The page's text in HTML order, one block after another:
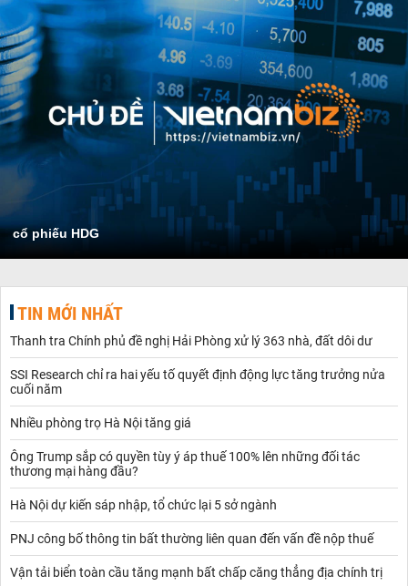
cổ phiếu HDG
TIN MỚI NHẤT
Thanh tra Chính phủ đề nghị Hải Phòng xử lý 363 nhà, đất dôi dư
SSI Research chỉ ra hai yếu tố quyết định động lực tăng trưởng nửa
cuối năm
Nhiều phòng trọ Hà Nội tăng giá
Ông Trump sắp có quyền tùy ý áp thuế 100% lên những đối tác
thương mại hàng đầu?
Hà Nội dự kiến sáp nhập, tổ chức lại 5 sở ngành
PNJ công bố thông tin bất thường liên quan đến vấn đề nộp thuế
Vận tải biển toàn cầu tăng mạnh bất chấp căng thẳng địa chính trị